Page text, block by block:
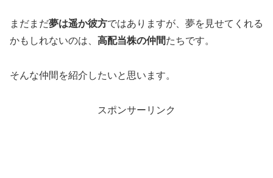
まだまだ夢は遥か彼方ではありますが、夢を見せてくれる
かもしれないのは、 高配当株の仲間たちです。
そんな仲間を紹介したいと思います。
スポンサーリンク